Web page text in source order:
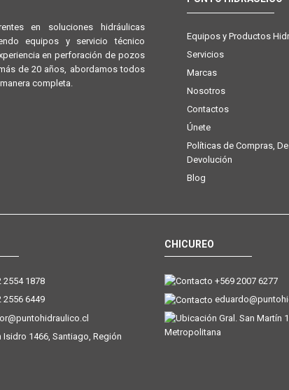
en soluciones hidráulicas
equipos y servicio técnico
en perforación de pozos
de 20 años, abordamos todos
completa.
Equipos y Productos
Servicios
Marcas
Nosotros
Contactos
Únete
Políticas de Compras,
Devolución
Blog
2554 1878
2556 6449
Isidro 1466, Santiago, Región
CHICUREO
+569 2007 6277
Gral. San Martín
Metropolitana